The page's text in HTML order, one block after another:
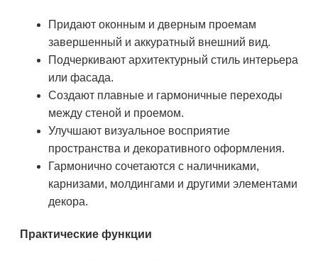
Придают оконным и дверным проемам
завершенный и аккуратный внешний вид.
Подчеркивают архитектурный стиль интерьера
или фасада.
Создают плавные и гармоничные переходы
между стеной и проемом.
Улучшают визуальное восприятие
пространства и декоративного оформления.
Гармонично сочетаются с наличниками,
карнизами, молдингами и другими элементами
декора.
Практические функции